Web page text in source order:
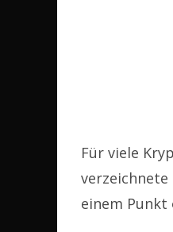
Für viele
einem